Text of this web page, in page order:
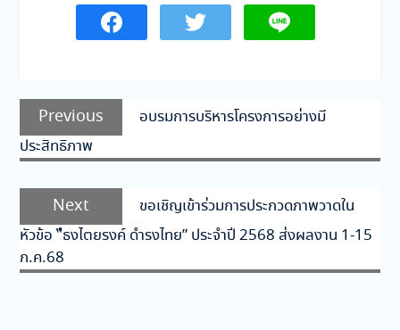
แนะแนว
เรื่อง
Previous
Previous
post:
อบรมการบริหารโครงการอย่างมี
ประสิทธิภาพ
Next
Next
post:
ขอเชิญเข้าร่วมการประกวดภาพวาดใน
หัวข้อ “ํธงไตยรงค์ ดำรงไทย” ประจำปี 2568 ส่งผลงาน 1-15
ก.ค.68